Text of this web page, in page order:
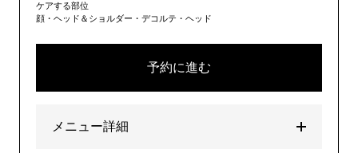
ケアする部位
顔・ヘッド＆ショルダー・デコルテ・ヘッド
予約に進む
メニュー詳細